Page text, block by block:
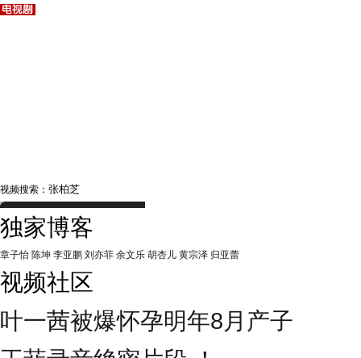
视频搜索：
独家博客
章子怡 陈坤 李亚鹏 刘亦菲 余文乐 胡杏儿 黄宗泽 归亚蕾
视频社区
叶一茜被爆怀孕明年8月产子